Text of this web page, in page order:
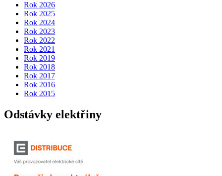
Rok 2026
Rok 2025
Rok 2024
Rok 2023
Rok 2022
Rok 2021
Rok 2019
Rok 2018
Rok 2017
Rok 2016
Rok 2015
Odstávky elektřiny